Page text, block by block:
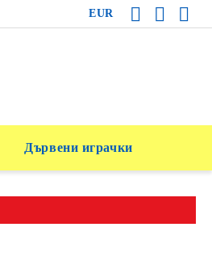
EUR
Дървени играчки